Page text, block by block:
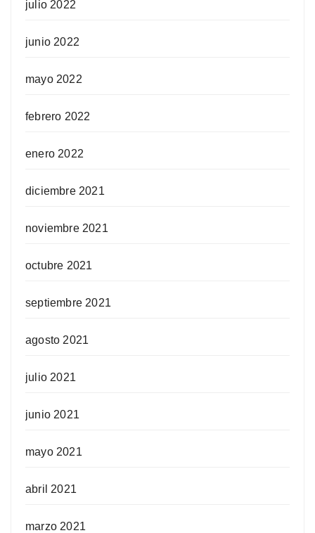
julio 2022
junio 2022
mayo 2022
febrero 2022
enero 2022
diciembre 2021
noviembre 2021
octubre 2021
septiembre 2021
agosto 2021
julio 2021
junio 2021
mayo 2021
abril 2021
marzo 2021